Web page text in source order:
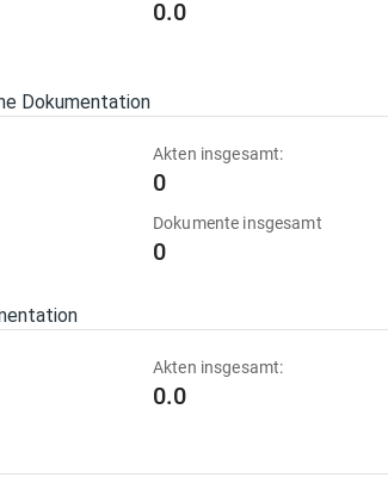
0.0
Dokumentation
Akten insgesamt:
0
Dokumente insgesamt
0
Akten insgesamt:
0.0